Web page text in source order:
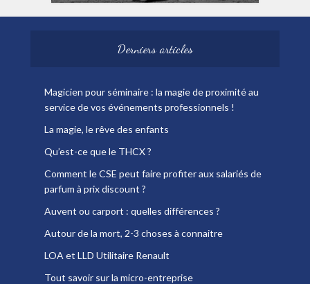
Derniers articles
Magicien pour séminaire : la magie de proximité au
service de vos événements professionnels !
La magie, le rêve des enfants
Qu’est-ce que le THCX ?
Comment le CSE peut faire profiter aux salariés de
parfum à prix discount ?
Auvent ou carport : quelles différences ?
Autour de la mort, 2-3 choses à connaitre
LOA et LLD Utilitaire Renault
Tout savoir sur la micro-entreprise